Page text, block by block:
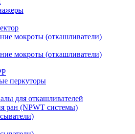
мокроты (откашливатели)
мокроты (откашливатели)
перкуторы
для откашливателей
ран (NPWT системы)